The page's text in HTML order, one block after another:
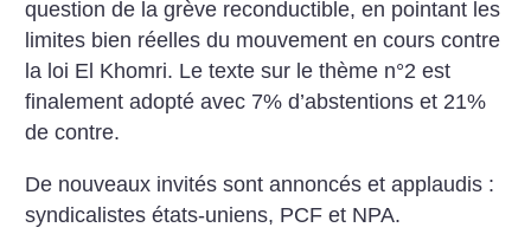
question de la grève reconductible, en pointant les
limites bien réelles du mouvement en cours contre
la loi El Khomri. Le texte sur le thème n°2 est
finalement adopté avec 7% d’abstentions et 21%
de contre.
De nouveaux invités sont annoncés et applaudis :
syndicalistes états-uniens, PCF et NPA.